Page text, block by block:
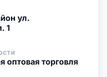
ул.
1
оптовая торговля